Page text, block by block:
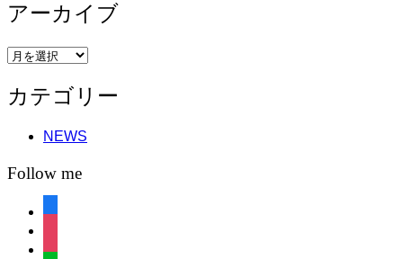
アーカイブ
ア
カ
イ
カテゴリー
NEWS
Follow me